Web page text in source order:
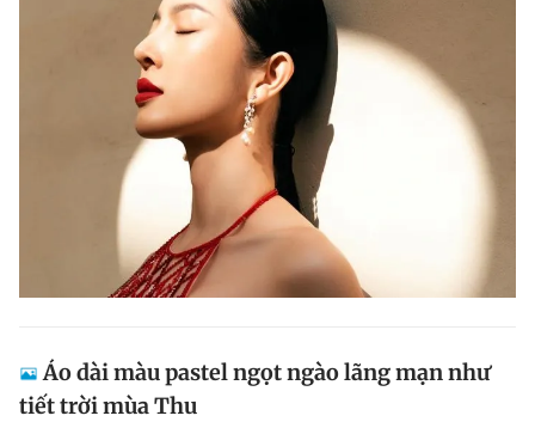
Áo dài màu pastel ngọt ngào lãng mạn như
tiết trời mùa Thu